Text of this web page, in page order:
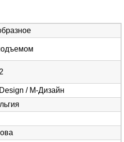
/ М-Дизайн